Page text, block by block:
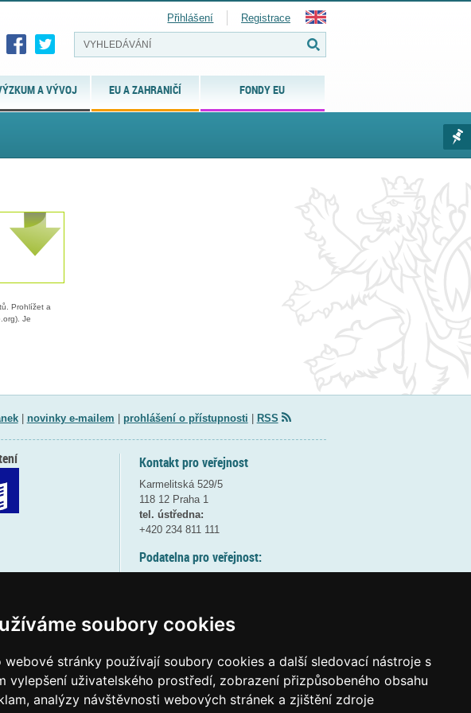
soubory cookies
webové stránky používají soubory cookies a další sledovací nástroje s
vylepšení uživatelského prostředí, zobrazení přizpůsobeného obsahu
analýzy návštěvnosti webových stránek a zjištění zdroje
A VÝVOJ EU A ZAHRANIČÍ FONDY EU
Přihlášení Registrace
Prohlížet a
Je
| novinky e-mailem prohlášení o přístupnosti RSS
Kontakt pro veřejnost
Karmelitská 529/5
118 12 Praha 1
tel. ústředna:
+420 234 811 111
Podatelna pro veřejnost:
(více informací
Elektronická podatelna:
posta@msmtgov cz